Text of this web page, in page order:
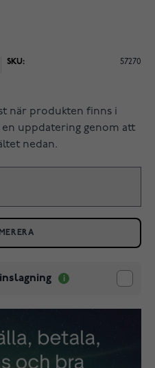
SKU: 57270
när produkten finns i
uppdatering genom att
nedan.